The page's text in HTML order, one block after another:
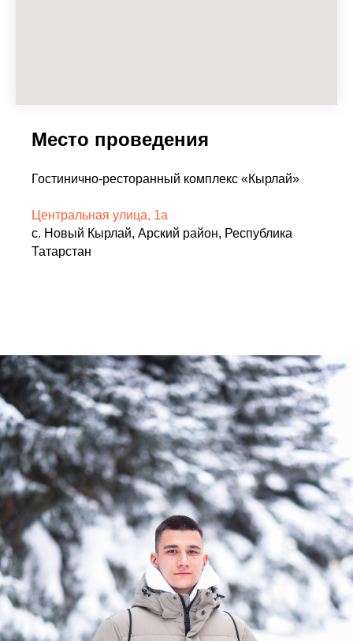
Место проведения
Гостинично-ресторанный комплекс «Кырлай»
Центральная улица, 1а
с. Новый Кырлай, Арский район, Республика
Татарстан